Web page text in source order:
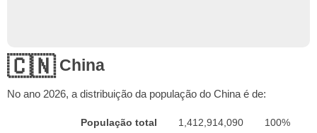
🇨🇳China
No ano 2026, a distribuição da população do China é de:
População total 1,412,914,090
100%